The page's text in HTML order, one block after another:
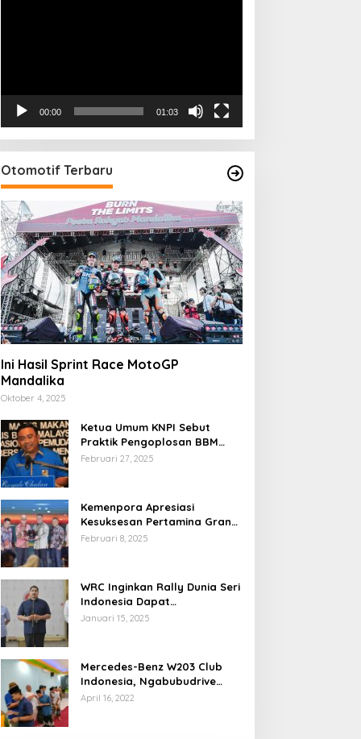
00:00 01:03
Otomotif Terbaru
Ini Hasil Sprint Race MotoGP
Mandalika
Oktober 4, 2025
Ketua Umum KNPI Sebut
Praktik Pengoplosan BBM
Cederai Kepercayaan
Februari 27, 2025
Kemenpora Apresiasi
Kesuksesan Pertamina Grand
Prix of Indonesia 2024
Februari 8, 2025
WRC Inginkan Rally Dunia Seri
Indonesia Dapat
Terselenggara 2026
Januari 15, 2025
Mercedes-Benz W203 Club
Indonesia, Ngabubudrive
Ramadhan 2022
April 16, 2022